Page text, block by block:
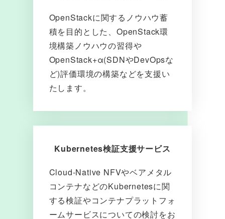
OpenStackに関するノウハウ蓄
積を目的とした、OpenStack環
境構築ノウハウの習得や
OpenStack+α(SDNやDevOpsな
ど)評価環境の構築などを支援い
たします。
Kubernetes検証支援サービス
Cloud-Native NFVやベアメタル
コンテナなどのKubernetesに関
する検証やコンテナプラットフォ
ームサービスについての検討をお